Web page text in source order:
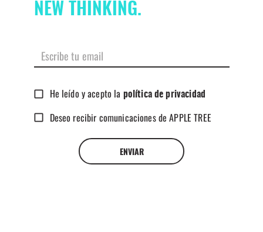
NEW THINKING.
He leído y acepto la política de privacidad
Deseo recibir comunicaciones de APPLE TREE
ENVIAR